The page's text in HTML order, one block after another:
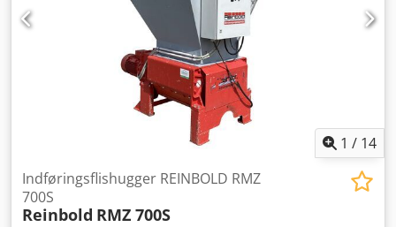
1 / 14
Indføringsflishugger REINBOLD RMZ
700S
Reinbold RMZ 700S